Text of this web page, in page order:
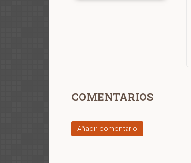
COMENTARIOS
Añadir comentario